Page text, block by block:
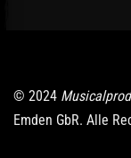
© 2024
Emden GbR. Alle